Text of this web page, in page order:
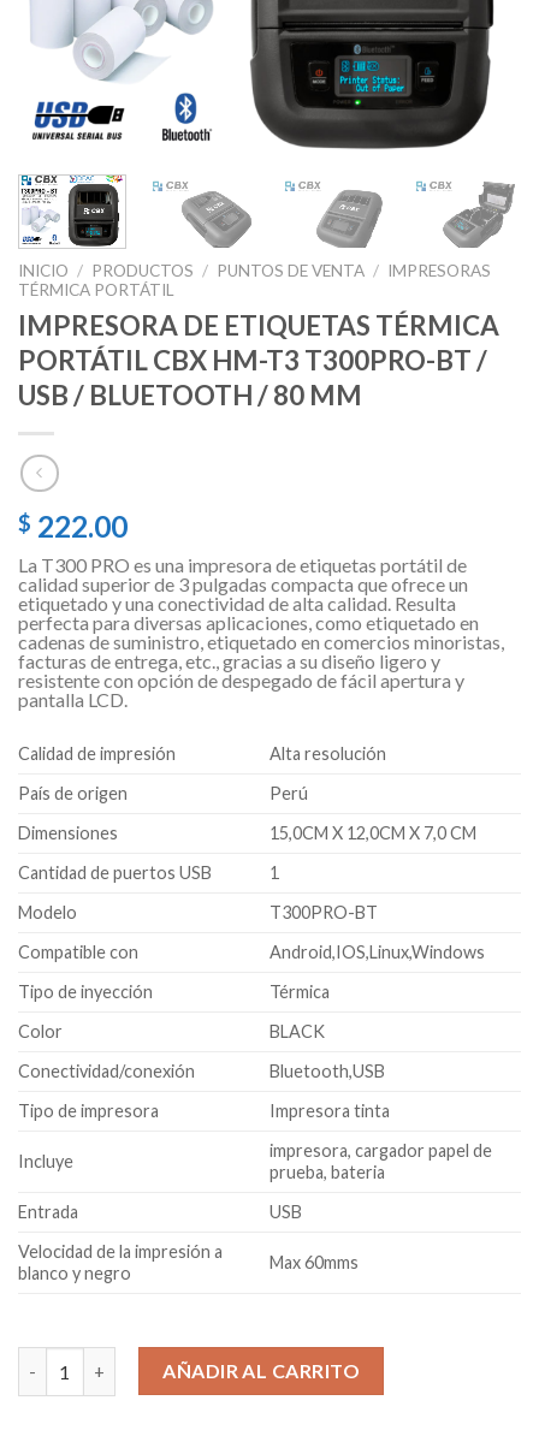
INICIO / PRODUCTOS / PUNTOS DE VENTA / IMPRESORAS
TÉRMICA PORTÁTIL
IMPRESORA DE ETIQUETAS TÉRMICA
PORTÁTIL CBX HM-T3 T300PRO-BT /
USB / BLUETOOTH / 80 MM
$ 222.00
La T300 PRO es una impresora de etiquetas portátil de
calidad superior de 3 pulgadas compacta que ofrece un
etiquetado y una conectividad de alta calidad. Resulta
perfecta para diversas aplicaciones, como etiquetado en
cadenas de suministro, etiquetado en comercios minoristas,
facturas de entrega, etc., gracias a su diseño ligero y
resistente con opción de despegado de fácil apertura y
pantalla LCD.
Calidad de impresión
Alta resolución
País de origen
Perú
Dimensiones
15,0CM X 12,0CM X 7,0 CM
Cantidad de puertos USB
1
Modelo
T300PRO-BT
Compatible con
Android,IOS,Linux,Windows
Tipo de inyección
Térmica
Color
BLACK
Conectividad/conexión
Bluetooth,USB
Tipo de impresora
Impresora tinta
Incluye
impresora, cargador papel de
prueba, bateria
Entrada
USB
Velocidad de la impresión a
blanco y negro
Max 60mms
IMPRESORA DE ETIQUETAS TÉRMICA PORTÁTIL CBX HM-T3
AÑADIR AL CARRITO